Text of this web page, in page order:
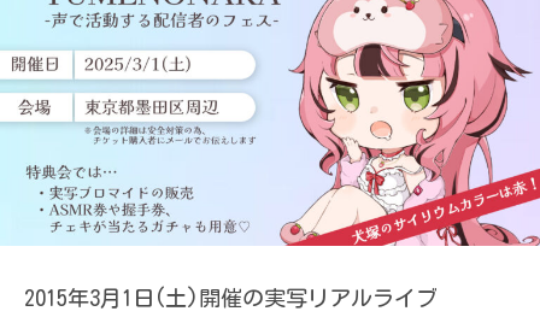
2015年3月1日(土)開催の実写リアルライブ